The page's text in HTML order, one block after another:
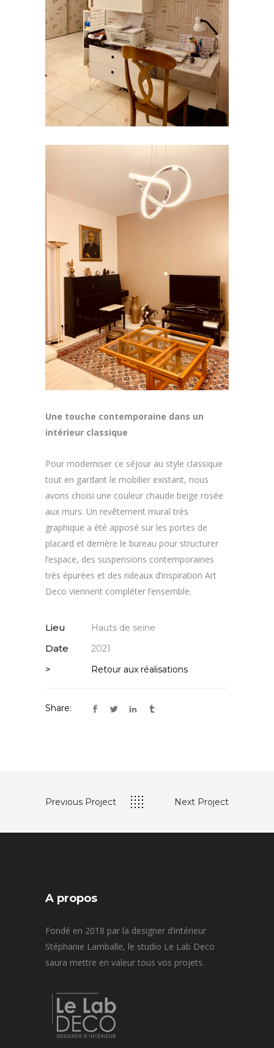
Une touche contemporaine dans un
intérieur classique
Pour moderniser ce séjour au style classique
tout en gardant le mobilier existant, nous
avons choisi une couleur chaude beige rosée
aux murs. Un revêtement mural très
graphique a été apposé sur les portes de
placard et derrière le bureau pour structurer
l’espace, des suspensions contemporaines
très épurées et des rideaux d’inspiration Art
Deco viennent compléter l’ensemble.
Lieu Hauts de seine
Date 2021
> Retour aux réalisations
Share:
Previous Project Next Project
A propos
Fondé en 2018 par la designer d’intérieur
Stéphanie Lamballe, le studio Le Lab Deco
saura mettre en valeur tous vos projets.